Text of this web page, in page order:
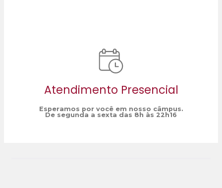
Atendimento Presencial
Esperamos por você em nosso câmpus.
De segunda a sexta das 8h às 22h16